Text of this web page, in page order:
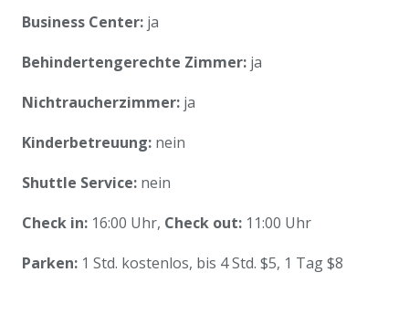
Business Center: ja
Behindertengerechte Zimmer: ja
Nichtraucherzimmer: ja
Kinderbetreuung: nein
Shuttle Service: nein
Check in: 16:00 Uhr, Check out: 11:00 Uhr
Parken: 1 Std. kostenlos, bis 4 Std. $5, 1 Tag $8